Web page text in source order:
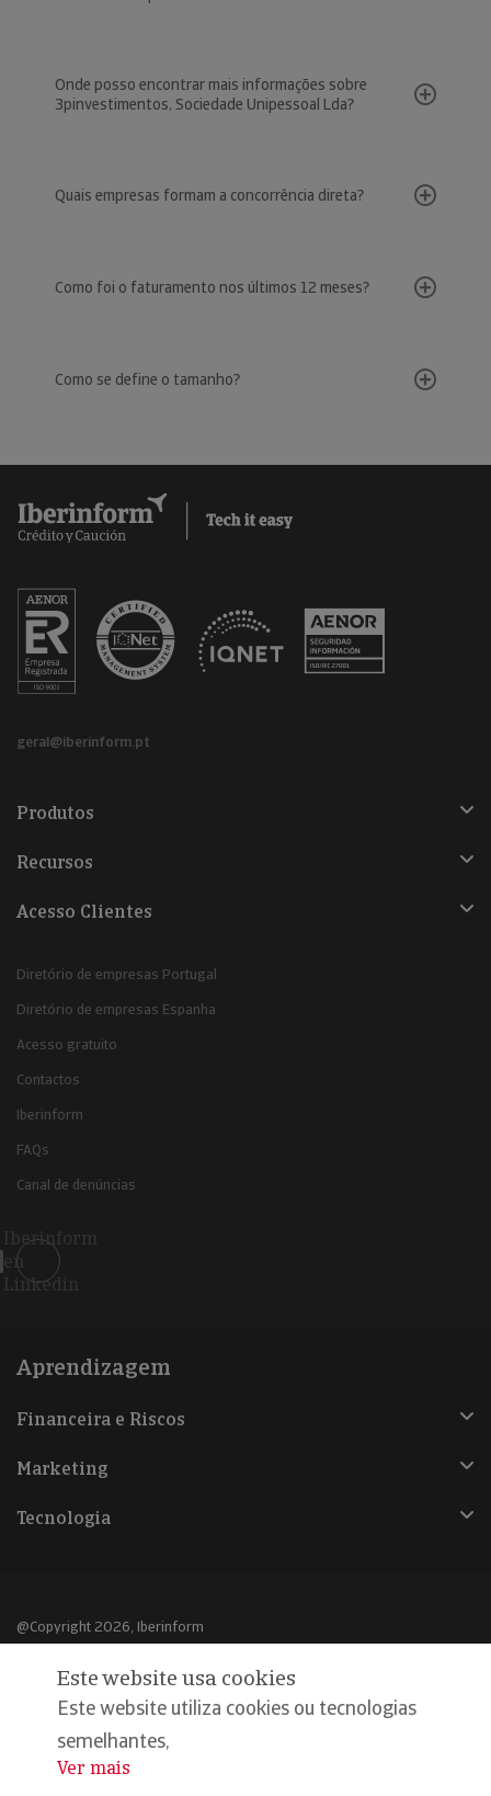
Onde posso encontrar mais informações sobre
3pinvestimentos, Sociedade Unipessoal Lda?
Quais empresas formam a concorrência direta?
Como foi o faturamento nos últimos 12 meses?
Como se define o tamanho?
geral@iberinform.pt
Produtos
Recursos
Acesso Clientes
Diretório de empresas Portugal
Diretório de empresas Espanha
Acesso gratuito
Contactos
Iberinform
FAQs
Canal de denúncias
Iberinform
en
Linkedin
Aprendizagem
Financeira e Riscos
Marketing
Tecnologia
@Copyright 2026, Iberinform
Aviso legal
Política de cookies
Declaração de privacidade
Este website usa cookies
Este website utiliza cookies ou tecnologias
semelhantes,
...
Ver mais